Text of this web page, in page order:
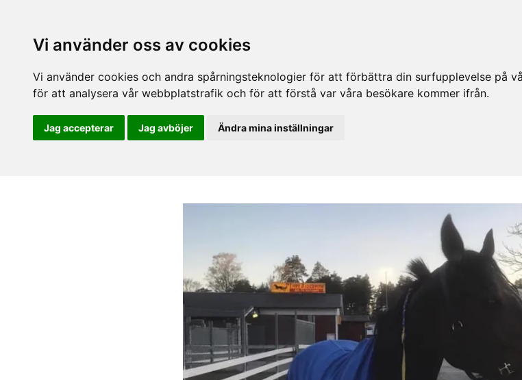
Vi använder oss av cookies
Vi använder cookies och andra spårningsteknologier för att förbättra din surfupplevelse på
för att analysera vår webbplatstrafik och för att förstå var våra besökare kommer ifrån.
Jag accepterar Jag avböjer Ändra mina inställningar